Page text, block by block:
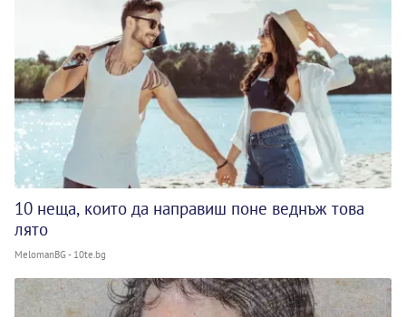
10 неща, които да направиш поне веднъж това
лято
MelomanBG - 10te.bg